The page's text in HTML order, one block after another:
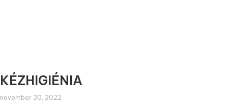
KÉZHIGIÉNIA
november 30, 2022